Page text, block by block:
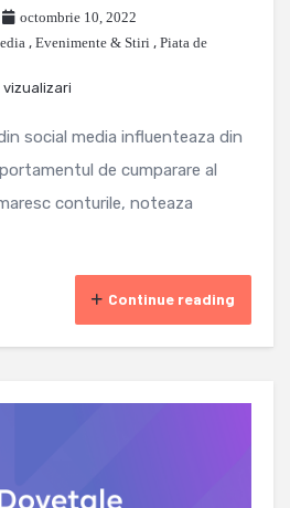
octombrie 10, 2022
, Evenimente & Stiri , Piata de
vizualizari
social media influenteaza din
de cumparare al
conturile, noteaza
Continue reading